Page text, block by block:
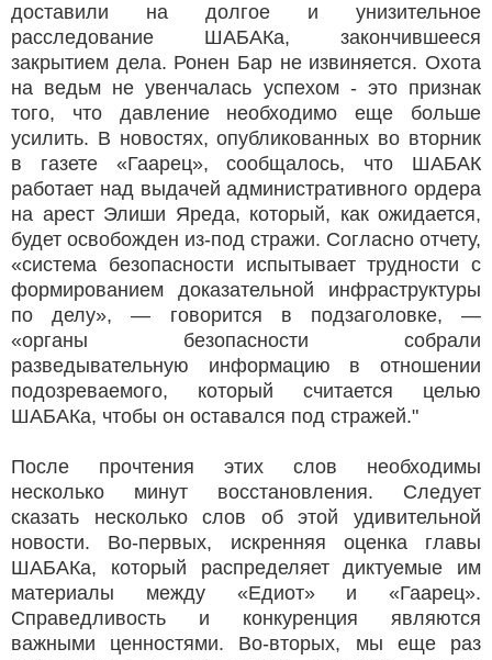
доставили на долгое и унизительное
расследование ШАБАКа, закончившееся
закрытием дела. Ронен Бар не извиняется. Охота
на ведьм не увенчалась успехом - это признак
того, что давление необходимо еще больше
усилить. В новостях, опубликованных во вторник
в газете «Гаарец», сообщалось, что ШАБАК
работает над выдачей административного ордера
на арест Элиши Яреда, который, как ожидается,
будет освобожден из-под стражи. Согласно отчету,
«система безопасности испытывает трудности с
формированием доказательной инфраструктуры
по делу», — говорится в подзаголовке, —
«органы безопасности собрали
разведывательную информацию в отношении
подозреваемого, который считается целью
ШАБАКа, чтобы он оставался под стражей."
После прочтения этих слов необходимы
несколько минут восстановления. Следует
сказать несколько слов об этой удивительной
новости. Во-первых, искренняя оценка главы
ШАБАКа, который распределяет диктуемые им
материалы между «Едиот» и «Гаарец».
Справедливость и конкуренция являются
важными ценностями. Во-вторых, мы еще раз